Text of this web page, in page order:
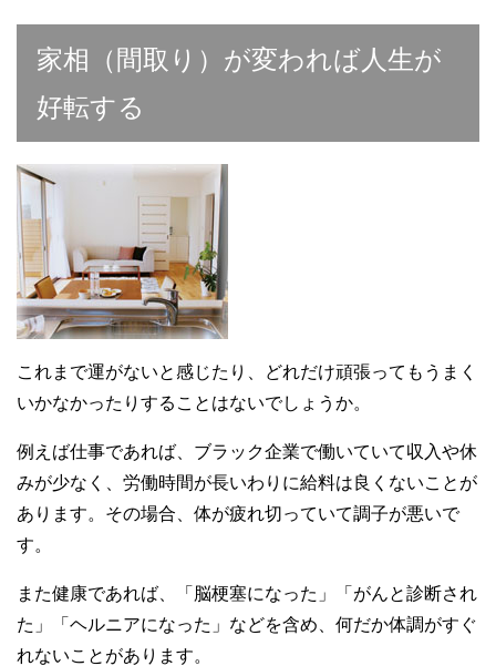
家相（間取り）が変われば人生が
好転する
これまで運がないと感じたり、どれだけ頑張ってもうまく
いかなかったりすることはないでしょうか。
例えば仕事であれば、ブラック企業で働いていて収入や休
みが少なく、労働時間が長いわりに給料は良くないことが
あります。その場合、体が疲れ切っていて調子が悪いで
す。
また健康であれば、「脳梗塞になった」「がんと診断され
た」「ヘルニアになった」などを含め、何だか体調がすぐ
れないことがあります。